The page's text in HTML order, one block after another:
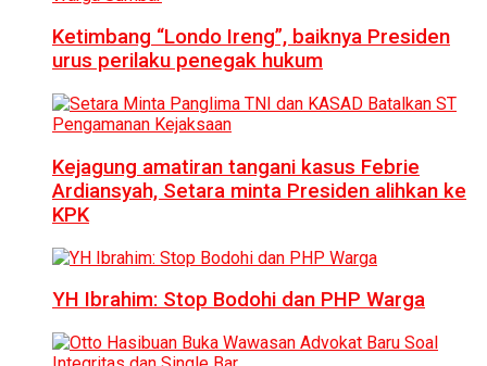
Ketimbang “Londo Ireng”, baiknya Presiden
urus perilaku penegak hukum
Kejagung amatiran tangani kasus Febrie
Ardiansyah, Setara minta Presiden alihkan ke
KPK
YH Ibrahim: Stop Bodohi dan PHP Warga